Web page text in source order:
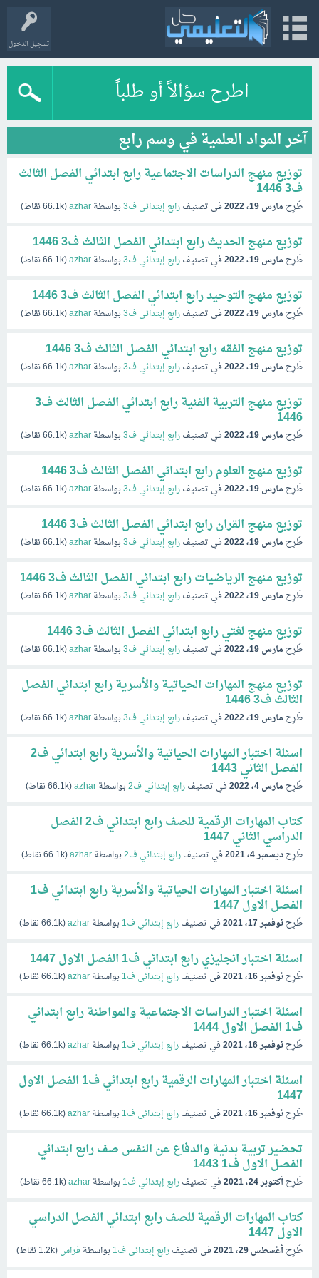
تسجيل الدخول
اطرح سؤالاً أو طلباً
آخر المواد العلمية في وسم رابع
توزيع منهج الدراسات الاجتماعية رابع ابتدائي الفصل الثالث
ف3 1446
طُرِح مارس 19، 2022 في تصنيفرابع إبتدائي ف3 بواسطةazhar
(
66.1kنقاط)
توزيع منهج الحديث رابع ابتدائي الفصل الثالث ف3 1446
طُرِح مارس 19، 2022 في تصنيفرابع إبتدائي ف3 بواسطةazhar
(
66.1kنقاط)
توزيع منهج التوحيد رابع ابتدائي الفصل الثالث ف3 1446
طُرِح مارس 19، 2022 في تصنيفرابع إبتدائي ف3 بواسطةazhar
(
66.1kنقاط)
توزيع منهج الفقه رابع ابتدائي الفصل الثالث ف3 1446
طُرِح مارس 19، 2022 في تصنيفرابع إبتدائي ف3 بواسطةazhar
(
66.1kنقاط)
توزيع منهج التربية الفنية رابع ابتدائي الفصل الثالث ف3
1446
طُرِح مارس 19، 2022 في تصنيفرابع إبتدائي ف3 بواسطةazhar
(
66.1kنقاط)
توزيع منهج العلوم رابع ابتدائي الفصل الثالث ف3 1446
طُرِح مارس 19، 2022 في تصنيفرابع إبتدائي ف3 بواسطةazhar
(
66.1kنقاط)
توزيع منهج القران رابع ابتدائي الفصل الثالث ف3 1446
طُرِح مارس 19، 2022 في تصنيفرابع إبتدائي ف3 بواسطةazhar
(
66.1kنقاط)
توزيع منهج الرياضيات رابع ابتدائي الفصل الثالث ف3 1446
طُرِح مارس 19، 2022 في تصنيفرابع إبتدائي ف3 بواسطةazhar
(
66.1kنقاط)
توزيع منهج لغتي رابع ابتدائي الفصل الثالث ف3 1446
طُرِح مارس 19، 2022 في تصنيفرابع إبتدائي ف3 بواسطةazhar
(
66.1kنقاط)
توزيع منهج المهارات الحياتية والأسرية رابع ابتدائي الفصل
الثالث ف3 1446
طُرِح مارس 19، 2022 في تصنيفرابع إبتدائي ف3 بواسطةazhar
(
66.1kنقاط)
اسئلة اختبار المهارات الحياتية والأسرية رابع ابتدائي ف2
الفصل الثاني 1443
طُرِح مارس 4، 2022 في تصنيفرابع إبتدائي ف2 بواسطةazhar
(
66.1kنقاط)
كتاب المهارات الرقمية للصف رابع ابتدائي ف2 الفصل
الدراسي الثاني 1447
طُرِحديسمبر 4، 2021 في تصنيفرابع إبتدائي ف2 بواسطةazhar
(
66.1kنقاط)
اسئلة اختبار المهارات الحياتية والأسرية رابع ابتدائي ف1
الفصل الاول 1447
طُرِحنوفمبر 17، 2021 في تصنيفرابع إبتدائي ف1 بواسطةazhar
(
66.1kنقاط)
اسئلة اختبار انجليزي رابع ابتدائي ف1 الفصل الاول 1447
طُرِحنوفمبر 16، 2021 في تصنيفرابع إبتدائي ف1 بواسطةazhar
(
66.1kنقاط)
اسئلة اختبار الدراسات الاجتماعية والمواطنة رابع ابتدائي
ف1 الفصل الاول 1444
طُرِحنوفمبر 16، 2021 في تصنيفرابع إبتدائي ف1 بواسطةazhar
(
66.1kنقاط)
اسئلة اختبار المهارات الرقمية رابع ابتدائي ف1 الفصل الاول
1447
طُرِحنوفمبر 16، 2021 في تصنيفرابع إبتدائي ف1 بواسطةazhar
(
66.1kنقاط)
تحضير تربية بدنية والدفاع عن النفس صف رابع ابتدائي
الفصل الاول ف1 1443
طُرِحأكتوبر 24، 2021 في تصنيفرابع إبتدائي ف1 بواسطةazhar
(
66.1kنقاط)
كتاب المهارات الرقمية للصف رابع ابتدائي الفصل الدراسي
الاول 1447
طُرِحأغسطس 29، 2021 في تصنيفرابع إبتدائي ف1 بواسطةفراس(
1.2kنقاط)